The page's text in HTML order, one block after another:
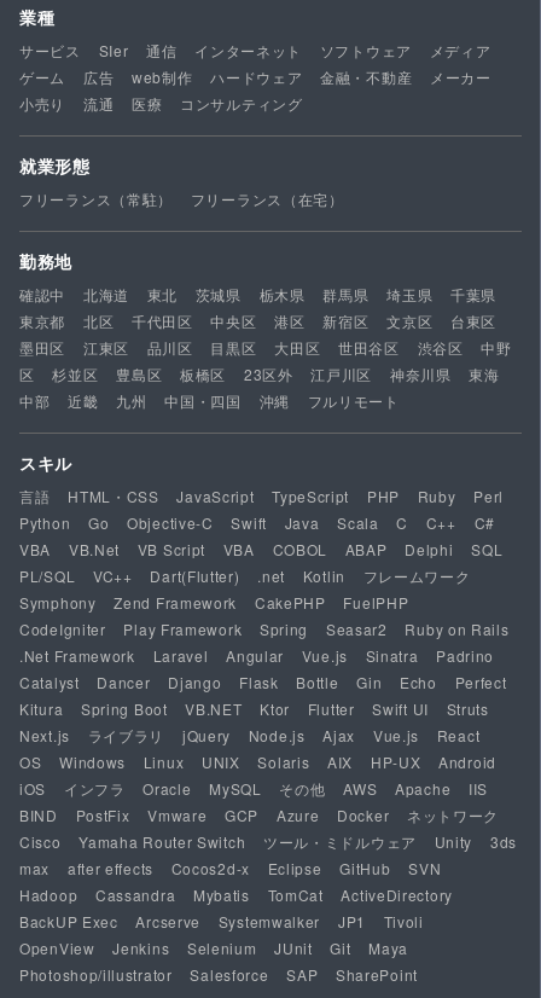
業種
サービス SIer 通信 インターネット ソフトウェア
メディア
ゲーム
広告 web制作 ハードウェア 金融・不動産
メーカー
小売り
流通 医療 コンサルティング
就業形態
フリーランス（常駐） フリーランス（在宅）
勤務地
確認中 北海道 東北 茨城県 栃木県 群馬県 埼玉県
千葉県
東京都
北区 千代田区 中央区 港区 新宿区 文京区
台東区
墨田区
江東区 品川区 目黒区 大田区 世田谷区 渋谷区
中野
区
杉並区 豊島区 板橋区 23区外 江戸川区 神奈川県
東海
中部
近畿 九州 中国・四国 沖縄 フルリモート
スキル
言語 HTML・CSS JavaScript TypeScript PHP Ruby
Perl
Python
Go Objective-C Swift Java Scala C C++
C#
VBA
VB.Net VB Script VBA COBOL ABAP Delphi
SQL
PL/SQL
VC++ Dart(Flutter) .net Kotlin
フレームワーク
Symphony
Zend Framework CakePHP
FuelPHP
CodeIgniter
Play Framework Spring Seasar2
Ruby on Rails
.Net Framework
Laravel Angular Vue.js Sinatra
Padrino
Catalyst
Dancer Django Flask Bottle Gin Echo
Perfect
Kitura
Spring Boot VB.NET Ktor Flutter Swift UI
Struts
Next.js
ライブラリ jQuery Node.js Ajax Vue.js
React
OS
Windows Linux UNIX Solaris AIX HP-UX
Android
iOS
インフラ Oracle MySQL その他 AWS Apache
IIS
BIND
PostFix Vmware GCP Azure Docker
ネットワーク
Cisco
Yamaha Router Switch ツール・ミドルウェア Unity
3ds
max
after effects Cocos2d-x Eclipse GitHub
SVN
Hadoop
Cassandra Mybatis TomCat
ActiveDirectory
BackUP Exec
Arcserve Systemwalker JP1
Tivoli
OpenView
Jenkins Selenium JUnit Git
Maya
Photoshop/illustrator
Salesforce SAP SharePoint